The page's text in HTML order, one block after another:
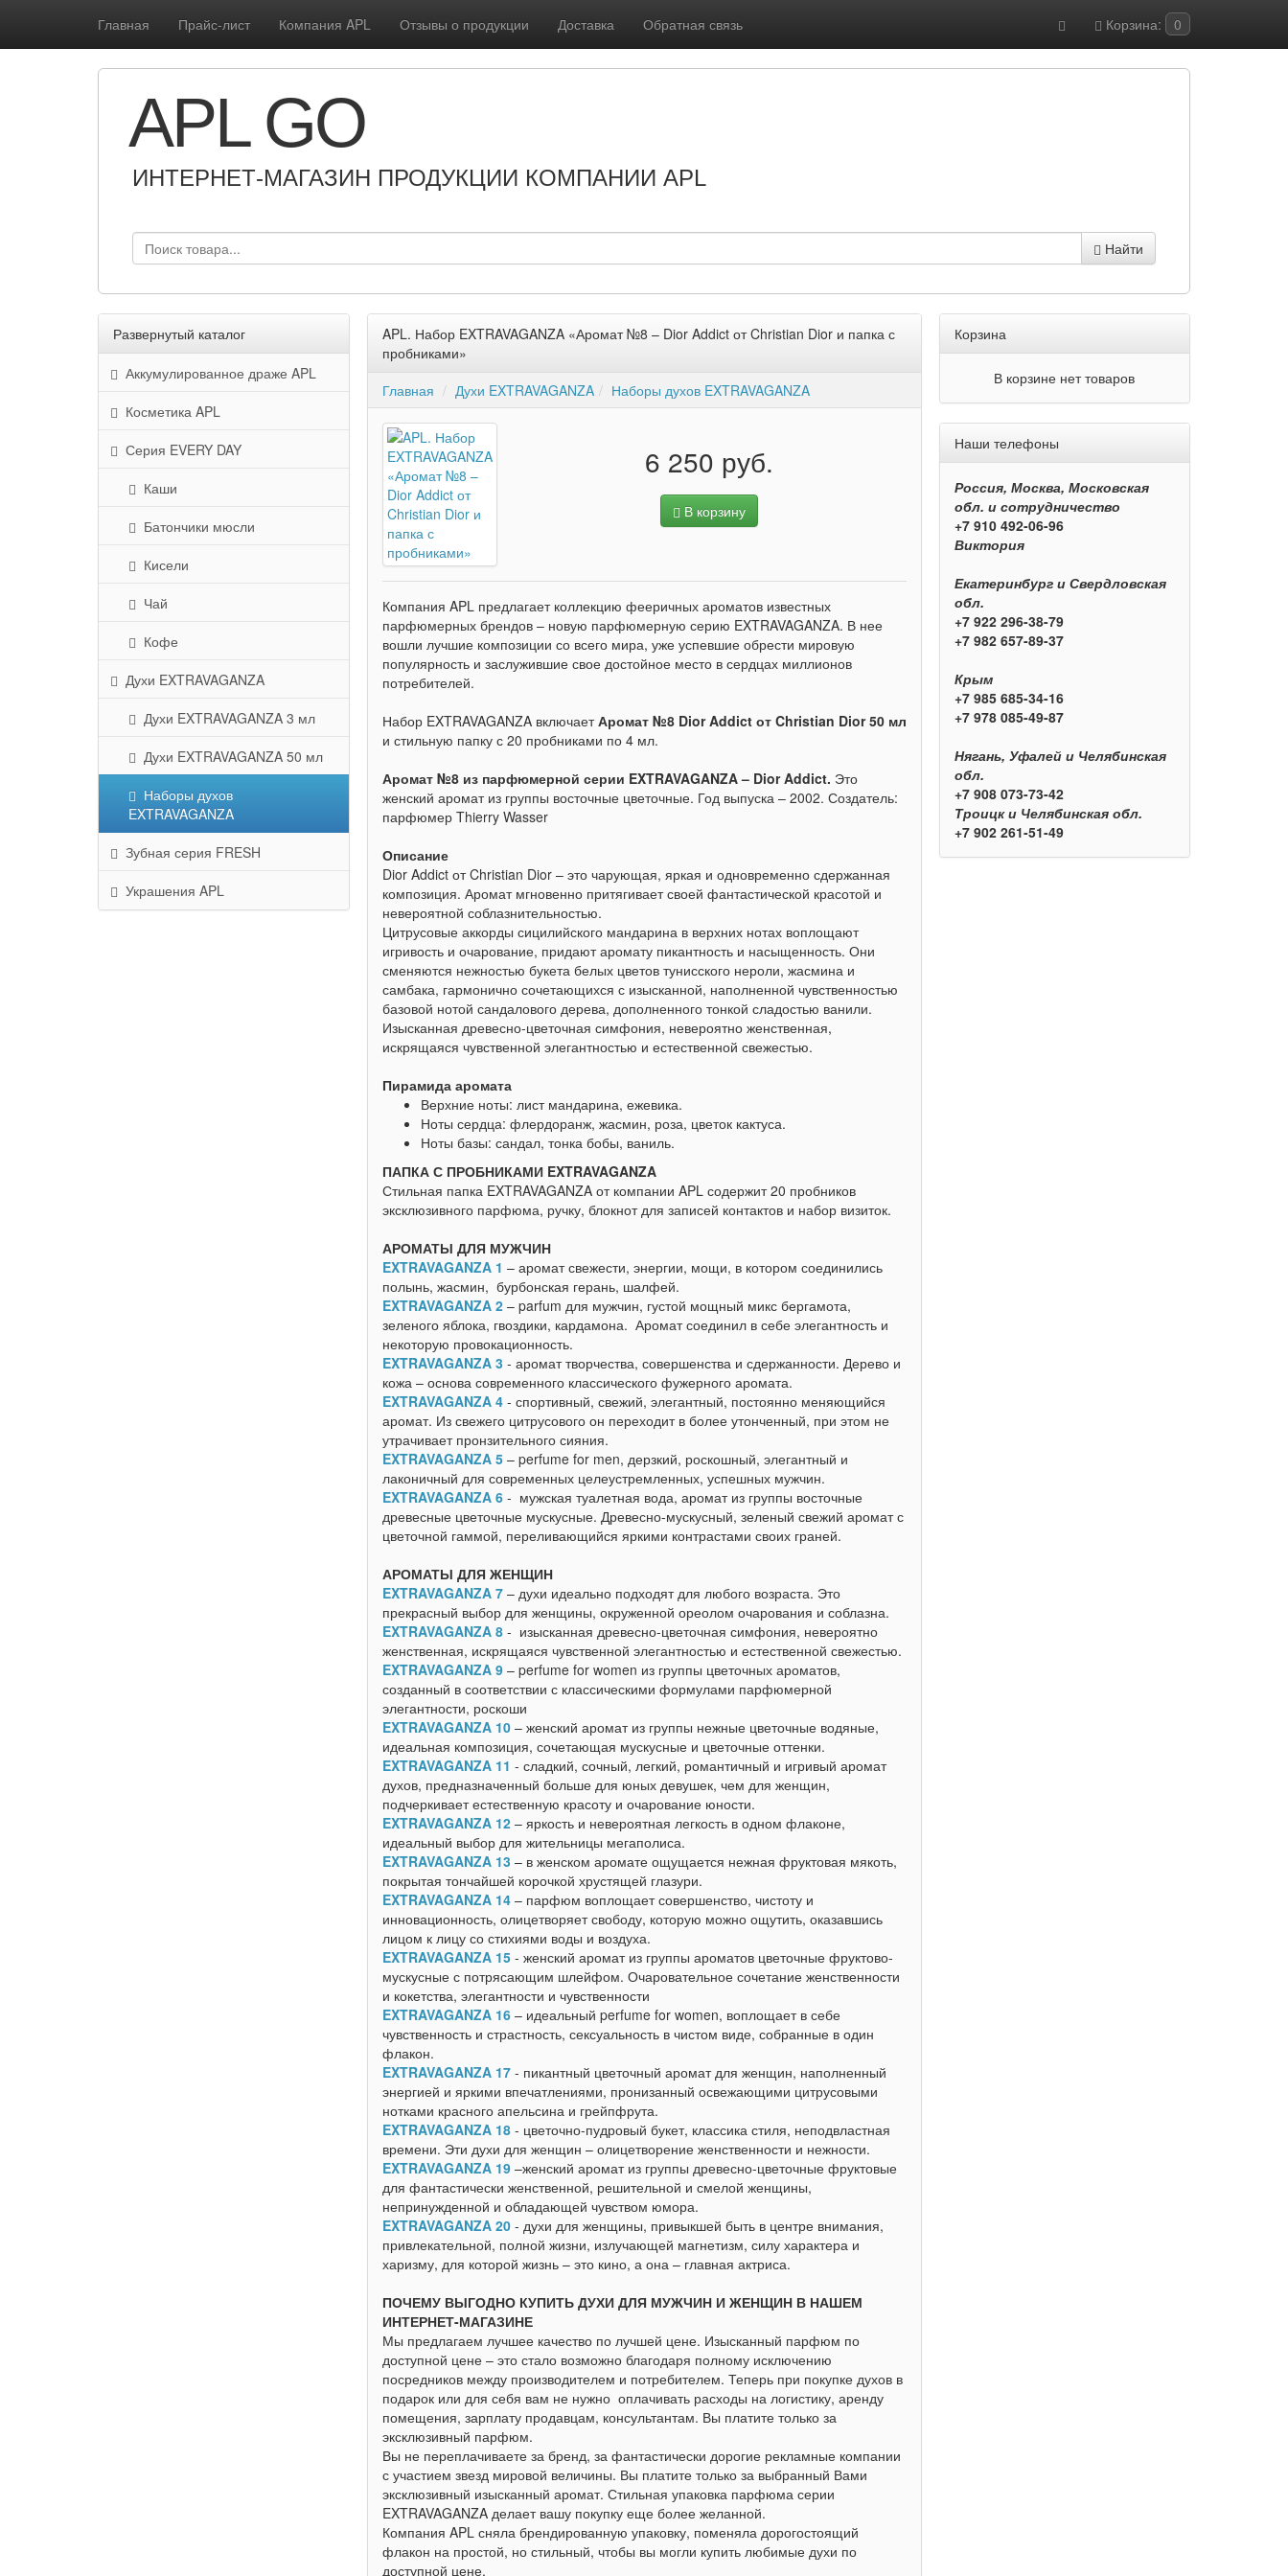
Главная Прайс-лист Компания APL Отзывы о продукции Доставка Обратная связь Корзина: 0
APL GO
ИНТЕРНЕТ-МАГАЗИН ПРОДУКЦИИ КОМПАНИИ APL
Найти
Развернутый каталог
Аккумулированное драже APL
Косметика APL
Серия EVERY DAY
Каши
Батончики мюсли
Кисели
Чай
Кофе
Духи EXTRAVAGANZA
Духи EXTRAVAGANZA 3 мл
Духи EXTRAVAGANZA 50 мл
Наборы духов
EXTRAVAGANZA
Зубная серия FRESH
Украшения APL
APL. Набор EXTRAVAGANZA «Аромат №8 – Dior Addict от Christian Dior и папка с
пробниками»
Главная
Духи EXTRAVAGANZA Наборы духов EXTRAVAGANZA
6 250 руб.
В корзину
Компания APL предлагает коллекцию фееричных ароматов известных
парфюмерных брендов – новую парфюмерную серию EXTRAVAGANZA. В нее
вошли лучшие композиции со всего мира, уже успевшие обрести мировую
популярность и заслужившие свое достойное место в сердцах миллионов
потребителей.
Набор EXTRAVAGANZA включаетАромат №8 Dior Addict от Christian Dior 50 мл
и стильную папку с 20 пробниками по 4 мл.
Аромат №8 из парфюмерной серии EXTRAVAGANZA – Dior Addict. Это
женский аромат из группы восточные цветочные. Год выпуска – 2002. Создатель:
парфюмер Thierry Wasser
Описание
Dior Addict от Christian Dior – это чарующая, яркая и одновременно сдержанная
композиция. Аромат мгновенно притягивает своей фантастической красотой и
невероятной соблазнительностью.
Цитрусовые аккорды сицилийского мандарина в верхних нотах воплощают
игривость и очарование, придают аромату пикантность и насыщенность. Они
сменяются нежностью букета белых цветов тунисского нероли, жасмина и
самбака, гармонично сочетающихся с изысканной, наполненной чувственностью
базовой нотой сандалового дерева, дополненного тонкой сладостью ванили.
Изысканная древесно-цветочная симфония, невероятно женственная,
искрящаяся чувственной элегантностью и естественной свежестью.
Пирамида аромата
Верхние ноты: лист мандарина, ежевика.
Ноты сердца: флердоранж, жасмин, роза, цветок кактуса.
Ноты базы: сандал, тонка бобы, ваниль.
ПАПКА С ПРОБНИКАМИ EXTRAVAGANZA
Стильная папка EXTRAVAGANZA от компании APL содержит 20 пробников
эксклюзивного парфюма, ручку, блокнот для записей контактов и набор визиток.
АРОМАТЫ ДЛЯ МУЖЧИН
EXTRAVAGANZA 1 – аромат свежести, энергии, мощи, в котором соединились
полынь, жасмин, бурбонская герань, шалфей.
EXTRAVAGANZA 2– parfum для мужчин, густой мощный микс бергамота,
зеленого яблока, гвоздики, кардамона. Аромат соединил в себе элегантность и
некоторую провокационность.
EXTRAVAGANZA 3- аромат творчества, совершенства и сдержанности. Дерево и
кожа – основа современного классического фужерного аромата.
EXTRAVAGANZA 4- спортивный, свежий, элегантный, постоянно меняющийся
аромат. Из свежего цитрусового он переходит в более утонченный, при этом не
утрачивает пронзительного сияния.
EXTRAVAGANZA 5– perfume for men, дерзкий, роскошный, элегантный и
лаконичный для современных целеустремленных, успешных мужчин.
EXTRAVAGANZA 6- мужская туалетная вода, аромат из группы восточные
древесные цветочные мускусные. Древесно-мускусный, зеленый свежий аромат с
цветочной гаммой, переливающийся яркими контрастами своих граней.
АРОМАТЫ ДЛЯ ЖЕНЩИН
EXTRAVAGANZA 7– духи идеально подходят для любого возраста. Это
прекрасный выбор для женщины, окруженной ореолом очарования и соблазна.
EXTRAVAGANZA 8- изысканная древесно-цветочная симфония, невероятно
женственная, искрящаяся чувственной элегантностью и естественной свежестью.
EXTRAVAGANZA 9– perfume for women из группы цветочных ароматов,
созданный в соответствии с классическими формулами парфюмерной
элегантности, роскоши
EXTRAVAGANZA 10– женский аромат из группы нежные цветочные водяные,
идеальная композиция, сочетающая мускусные и цветочные оттенки.
EXTRAVAGANZA 11 - сладкий, сочный, легкий, романтичный и игривый аромат
духов, предназначенный больше для юных девушек, чем для женщин,
подчеркивает естественную красоту и очарование юности.
EXTRAVAGANZA 12– яркость и невероятная легкость в одном флаконе,
идеальный выбор для жительницы мегаполиса.
EXTRAVAGANZA 13– в женском аромате ощущается нежная фруктовая мякоть,
покрытая тончайшей корочкой хрустящей глазури.
EXTRAVAGANZA 14– парфюм воплощает совершенство, чистоту и
инновационность, олицетворяет свободу, которую можно ощутить, оказавшись
лицом к лицу со стихиями воды и воздуха.
EXTRAVAGANZA 15- женский аромат из группы ароматов цветочные фруктово-
мускусные с потрясающим шлейфом. Очаровательное сочетание женственности
и кокетства, элегантности и чувственности
EXTRAVAGANZA 16– идеальный perfume for women, воплощает в себе
чувственность и страстность, сексуальность в чистом виде, собранные в один
флакон.
EXTRAVAGANZA 17- пикантный цветочный аромат для женщин, наполненный
энергией и яркими впечатлениями, пронизанный освежающими цитрусовыми
нотками красного апельсина и грейпфрута.
EXTRAVAGANZA 18- цветочно-пудровый букет, классика стиля, неподвластная
времени. Эти духи для женщин – олицетворение женственности и нежности.
EXTRAVAGANZA 19–женский аромат из группы древесно-цветочные фруктовые
для фантастически женственной, решительной и смелой женщины,
непринужденной и обладающей чувством юмора.
EXTRAVAGANZA 20- духи для женщины, привыкшей быть в центре внимания,
привлекательной, полной жизни, излучающей магнетизм, силу характера и
харизму, для которой жизнь – это кино, а она – главная актриса.
ПОЧЕМУ ВЫГОДНО КУПИТЬ ДУХИ ДЛЯ МУЖЧИН И ЖЕНЩИН В НАШЕМ
ИНТЕРНЕТ-МАГАЗИНЕ
Мы предлагаем лучшее качество по лучшей цене. Изысканный парфюм по
доступной цене – это стало возможно благодаря полному исключению
посредников между производителем и потребителем. Теперь при покупке духов в
подарок или для себя вам не нужно оплачивать расходы на логистику, аренду
помещения, зарплату продавцам, консультантам. Вы платите только за
эксклюзивный парфюм.
Вы не переплачиваете за бренд, за фантастически дорогие рекламные компании
с участием звезд мировой величины. Вы платите только за выбранный Вами
эксклюзивный изысканный аромат. Стильная упаковка парфюма серии
EXTRAVAGANZA делает вашу покупку еще более желанной.
Компания APL сняла брендированную упаковку, поменяла дорогостоящий
флакон на простой, но стильный, чтобы вы могли купить любимые духи по
доступной цене.
Корзина
В корзине нет товаров
Наши телефоны
Россия, Москва, Московская
обл. и сотрудничество
+7 910 492-06-96
Виктория
Екатеринбург и Свердловская
обл.
+7 922 296-38-79
+7 982 657-89-37
Крым
+7 985 685-34-16
+7 978 085-49-87
Нягань, Уфалей и Челябинская
обл.
+7 908 073-73-42
Троицк и Челябинская обл.
+7 902 261-51-49